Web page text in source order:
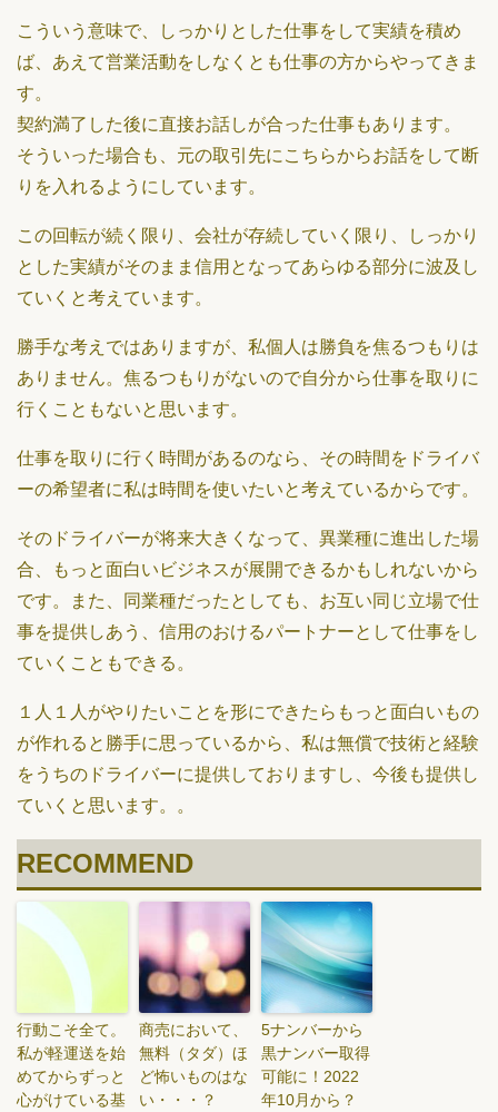
こういう意味で、しっかりとした仕事をして実績を積め
ば、あえて営業活動をしなくとも仕事の方からやってきま
す。
契約満了した後に直接お話しが合った仕事もあります。
そういった場合も、元の取引先にこちらからお話をして断
りを入れるようにしています。
この回転が続く限り、会社が存続していく限り、しっかり
とした実績がそのまま信用となってあらゆる部分に波及し
ていくと考えています。
勝手な考えではありますが、私個人は勝負を焦るつもりは
ありません。焦るつもりがないので自分から仕事を取りに
行くこともないと思います。
仕事を取りに行く時間があるのなら、その時間をドライバ
ーの希望者に私は時間を使いたいと考えているからです。
そのドライバーが将来大きくなって、異業種に進出した場
合、もっと面白いビジネスが展開できるかもしれないから
です。また、同業種だったとしても、お互い同じ立場で仕
事を提供しあう、信用のおけるパートナーとして仕事をし
ていくこともできる。
１人１人がやりたいことを形にできたらもっと面白いもの
が作れると勝手に思っているから、私は無償で技術と経験
をうちのドライバーに提供しておりますし、今後も提供し
ていくと思います。。
RECOMMEND
行動こそ全て。
私が軽運送を始
めてからずっと
心がけている基
商売において、
無料（タダ）ほ
ど怖いものはな
い・・・？
5ナンバーから
黒ナンバー取得
可能に！2022
年10月から？